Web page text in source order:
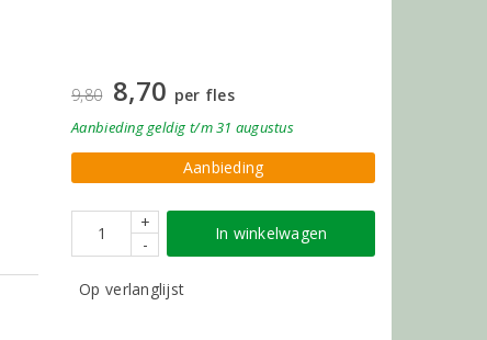
9,80 8,70 per fles
Aanbiedinggeldig t/m 31 augustus
Aanbieding
+
-
In winkelwagen
Op verlanglijst